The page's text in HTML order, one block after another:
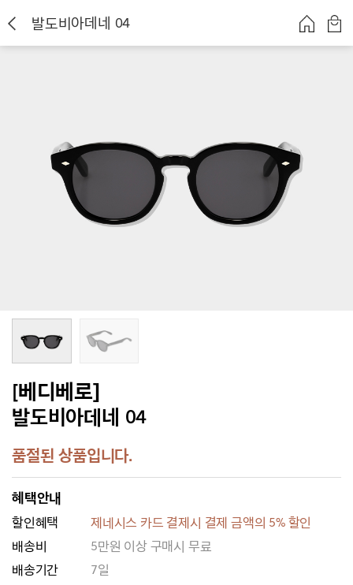
발도비아데네 04
[베디베로]
발도비아데네 04
품절된 상품입니다.
혜택안내
할인혜택
제네시스 카드 결제시 결제 금액의 5% 할인
배송비
5만원 이상 구매시 무료
배송기간
7일